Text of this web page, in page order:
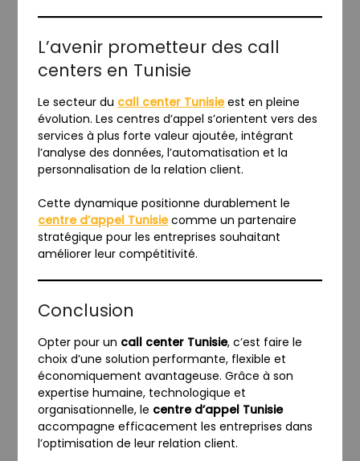
L’avenir prometteur des call
centers en Tunisie
Le secteur du call center Tunisieest en pleine
évolution. Les centres d’appel s’orientent vers des
services à plus forte valeur ajoutée, intégrant
l’analyse des données, l’automatisation et la
personnalisation de la relation client.
Cette dynamique positionne durablement le
centre d’appel Tunisiecomme un partenaire
stratégique pour les entreprises souhaitant
améliorer leur compétitivité.
Conclusion
Opter pour un call center Tunisie, c’est faire le
choix d’une solution performante, flexible et
économiquement avantageuse. Grâce à son
expertise humaine, technologique et
organisationnelle, le centre d’appel Tunisie
accompagne efficacement les entreprises dans
l’optimisation de leur relation client.